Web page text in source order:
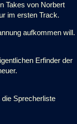
Takes von Norbert
im ersten Track.
aufkommen will.
Erfinder der
Sprecherliste